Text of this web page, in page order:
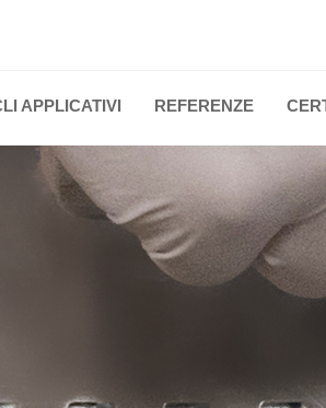
TUTTI I PRODOTTI
APPLICATIVI REFERENZE